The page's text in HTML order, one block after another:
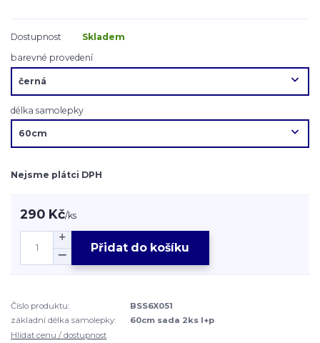
Dostupnost
Skladem
barevné provedení
délka samolepky
Nejsme plátci DPH
290 Kč/ks
Přidat do košíku
Číslo produktu:
BSS6X051
základní délka samolepky:
60cm sada 2ks l+p
Hlídat cenu / dostupnost